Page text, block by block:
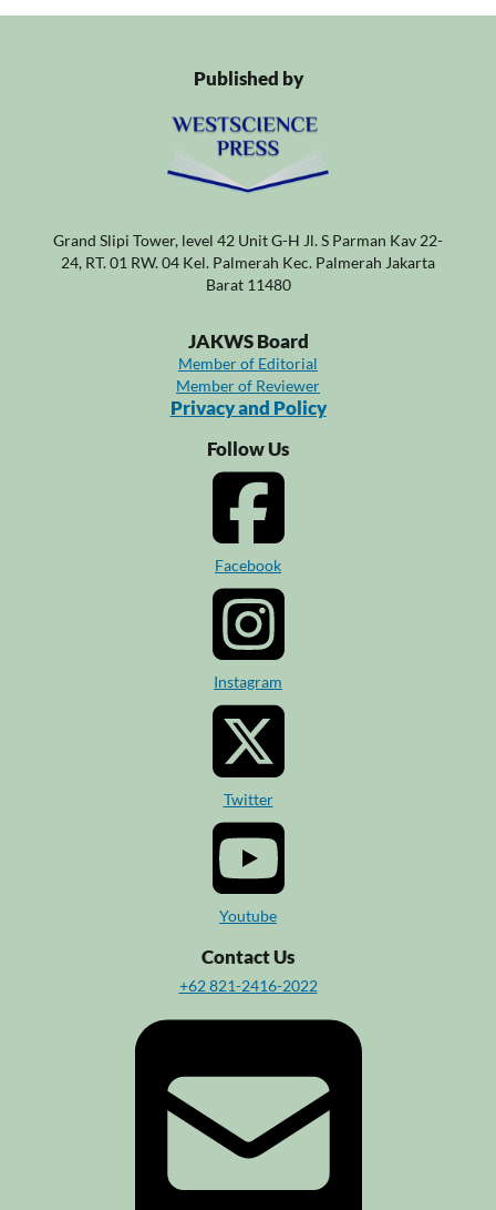
Published by
Grand Slipi Tower, level 42 Unit G-H Jl. S Parman Kav 22-
24, RT. 01 RW. 04 Kel. Palmerah Kec. Palmerah Jakarta
Barat 11480
JAKWS Board
Member of Editorial
Member of Reviewer
Privacy and Policy
Follow Us
Facebook
Instagram
Twitter
Youtube
Contact Us
+62 821-2416-2022